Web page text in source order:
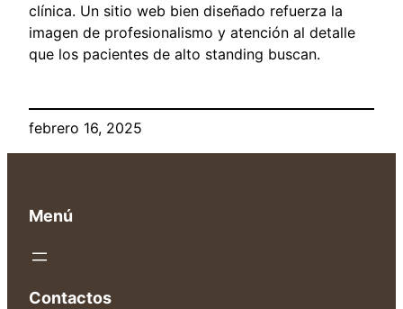
clínica. Un sitio web bien diseñado refuerza la
imagen de profesionalismo y atención al detalle
que los pacientes de alto standing buscan.
febrero 16, 2025
Menú
Contactos